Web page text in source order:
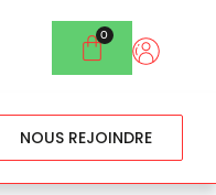
NOUS REJOINDRE